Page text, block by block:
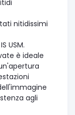
nitidissimi
USM.
è ideale
agli